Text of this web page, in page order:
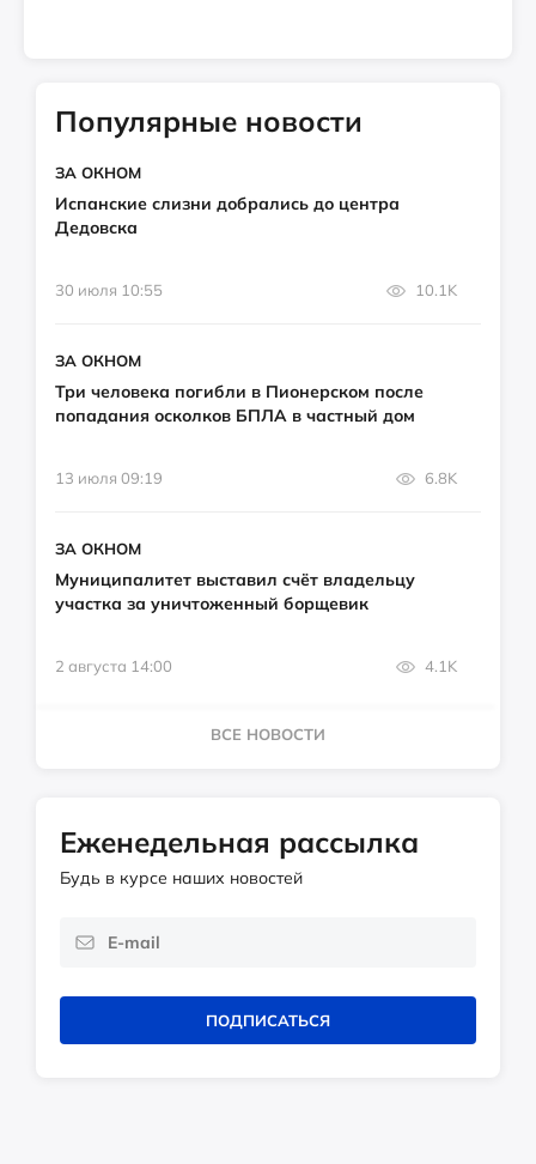
Популярные новости
ЗА ОКНОМ
Испанские слизни добрались до центра
Дедовска
30 июля 10:55 10.1K
ЗА ОКНОМ
Три человека погибли в Пионерском после
попадания осколков БПЛА в частный дом
13 июля 09:19 6.8K
ЗА ОКНОМ
Муниципалитет выставил счёт владельцу
участка за уничтоженный борщевик
2 августа 14:00 4.1K
ВСЕ НОВОСТИ
Еженедельная рассылка
Будь в курсе наших новостей
ПОДПИСАТЬСЯ